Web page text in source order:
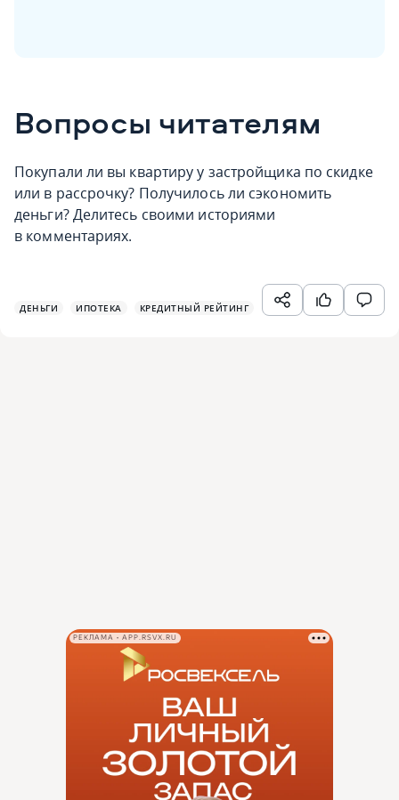
Вопросы читателям
Покупали ли вы квартиру у застройщика по скидке
или в рассрочку? Получилось ли сэкономить
деньги? Делитесь своими историями
в комментариях.
ДЕНЬГИ ИПОТЕКА КРЕДИТНЫЙ РЕЙТИНГ
РЕКЛАМА • APP.RSVX.RU